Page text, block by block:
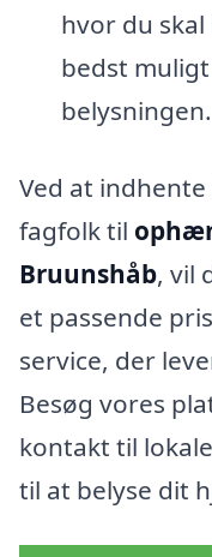
hvor du
bedst
belysningen.
Ved at
fagfolk til
Bruunshåb, vil
et passende
service, der
Besøg vores
kontakt til
til at belyse dit